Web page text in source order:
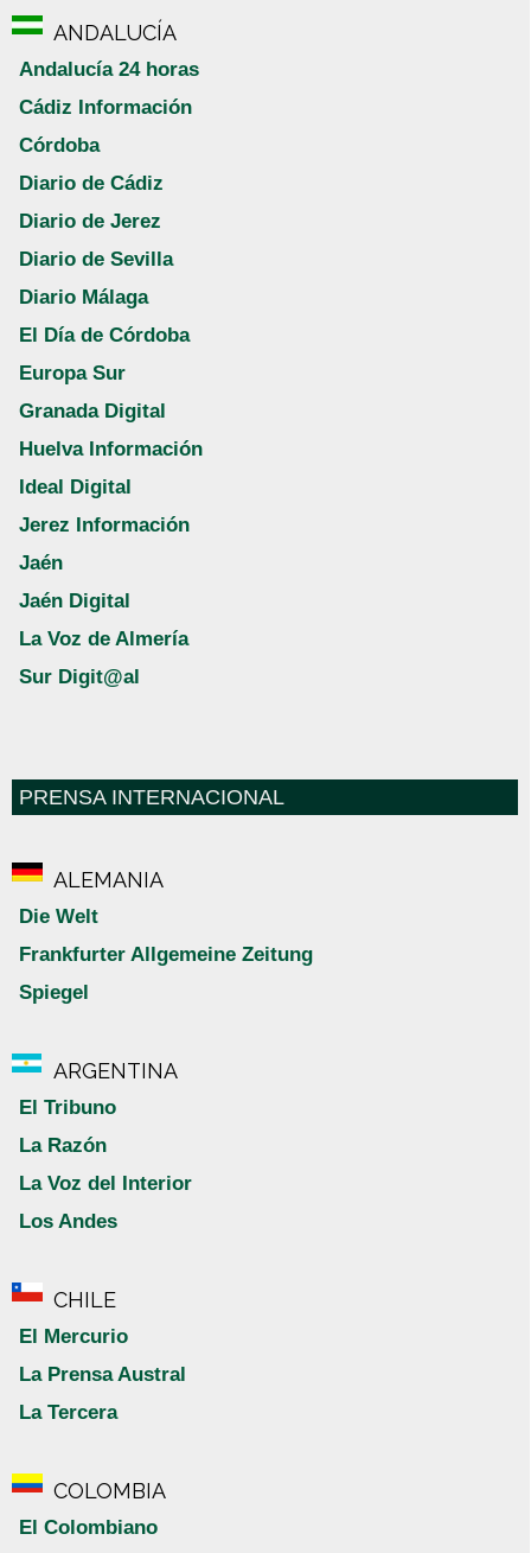
ANDALUCÍA
Andalucía 24 horas
Cádiz Información
Córdoba
Diario de Cádiz
Diario de Jerez
Diario de Sevilla
Diario Málaga
El Día de Córdoba
Europa Sur
Granada Digital
Huelva Información
Ideal Digital
Jerez Información
Jaén
Jaén Digital
La Voz de Almería
Sur Digit@al
PRENSA INTERNACIONAL
ALEMANIA
Die Welt
Frankfurter Allgemeine Zeitung
Spiegel
ARGENTINA
El Tribuno
La Razón
La Voz del Interior
Los Andes
CHILE
El Mercurio
La Prensa Austral
La Tercera
COLOMBIA
El Colombiano